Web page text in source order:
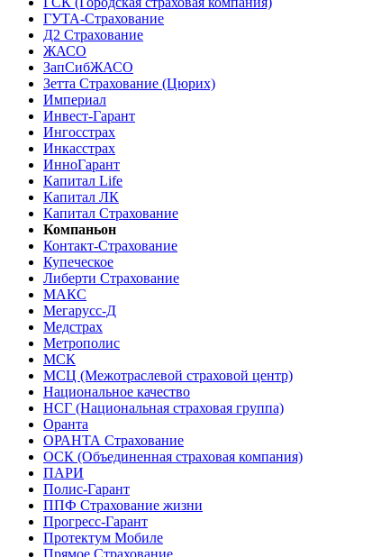
ГУТА-Страхование
Д2 Страхование
ЖАСО
ЗапСибЖАСО
Зетта Страхование (Цюрих)
Империал
Инвест-Гарант
Ингосстрах
Инкасстрах
ИнноГарант
Капитал Life
Капитал ЛК
Капитал Страхование
Компаньон
Контакт-Страхование
Купеческое
Либерти Страхование
МАКС
Мегарусс-Д
Медстрах
Метрополис
МСК
МСЦ (Межотраслевой страховой центр)
Национальное качество
НСГ (Национальная страховая группа)
Оранта
ОРАНТА Страхование
ОСК (Объединенная страховая компания)
ПАРИ
Полис-Гарант
ППФ Страхование жизни
Прогресс-Гарант
Протектум Мобиле